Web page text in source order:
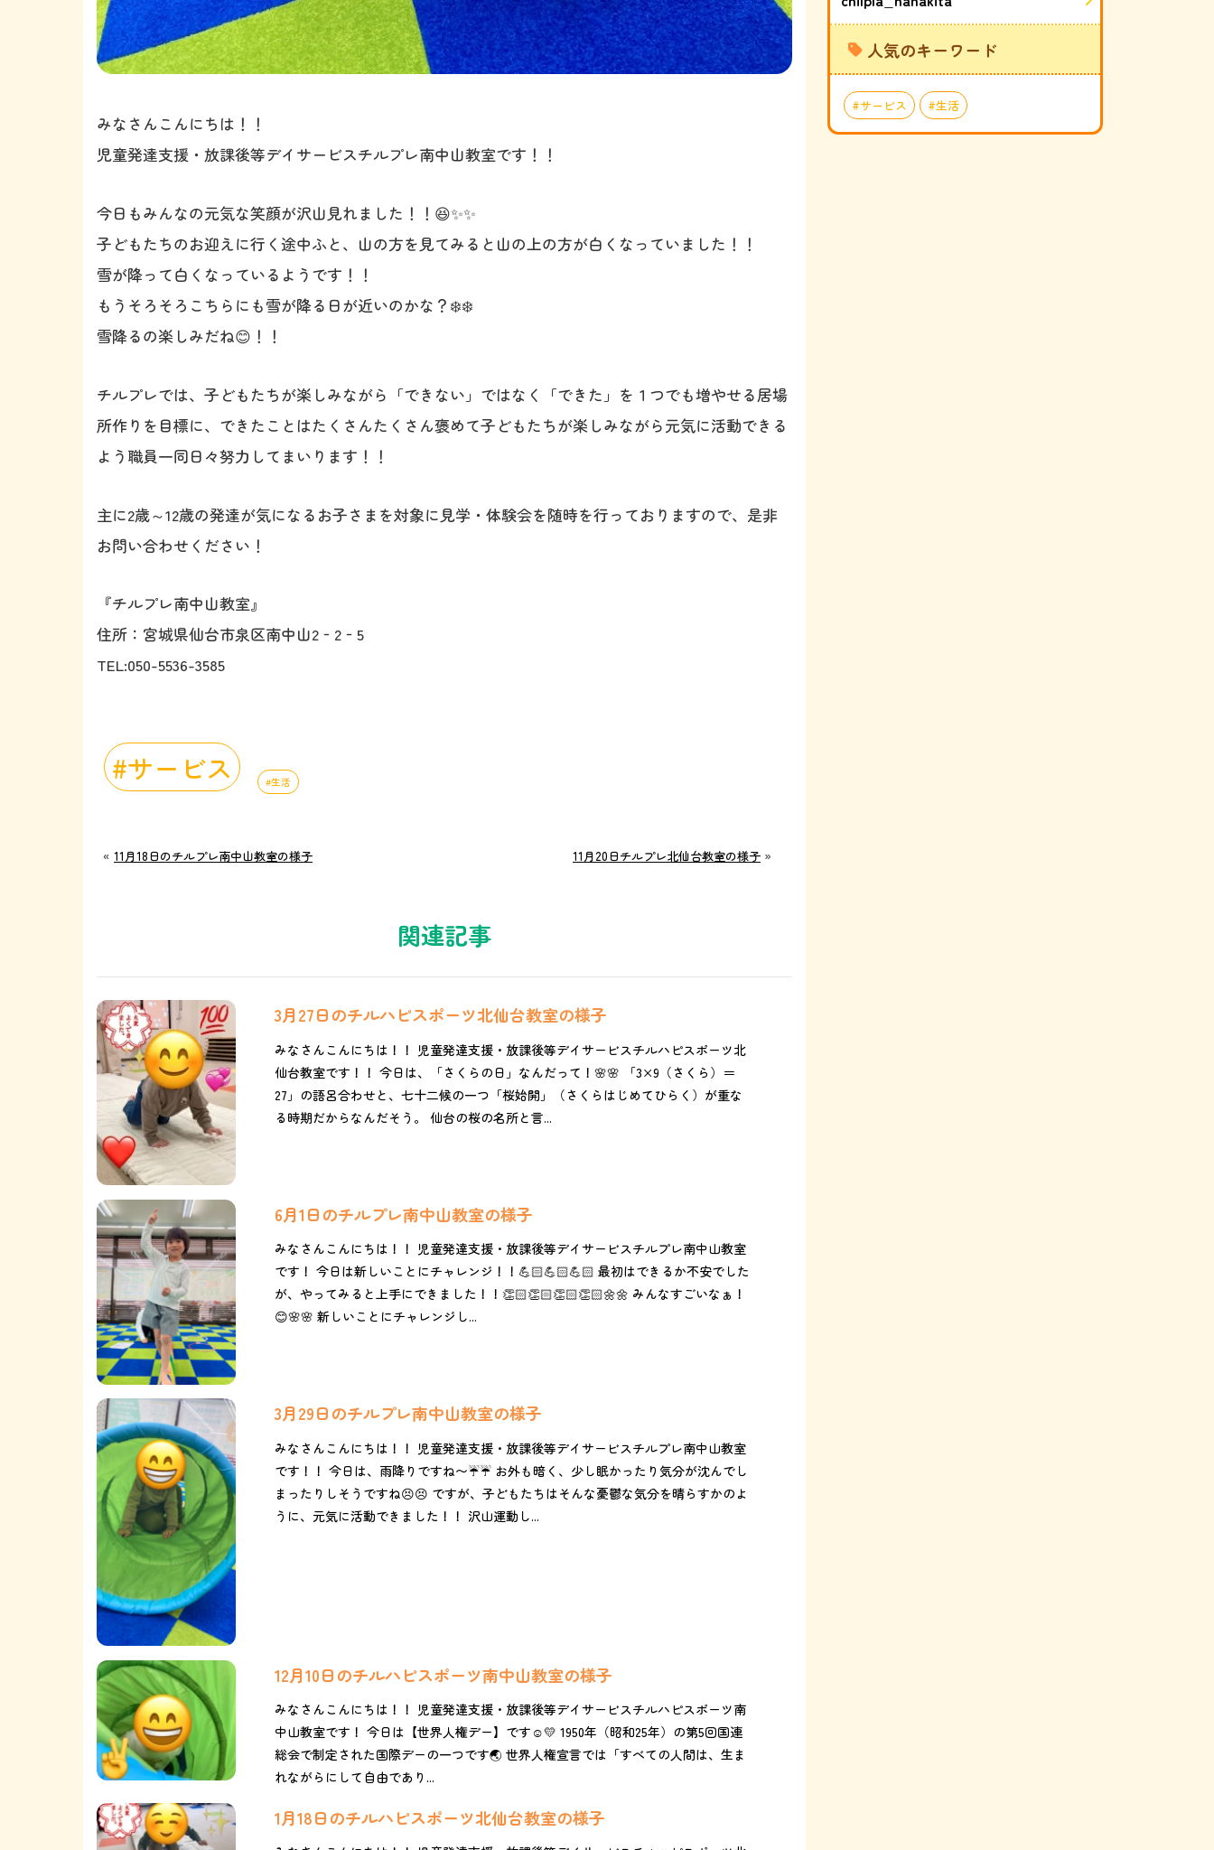
みなさんこんにちは！！
児童発達支援・放課後等デイサービスチルプレ南中山教室です！！
今日もみんなの元気な笑顔が沢山見れました！！😆✨✨
子どもたちのお迎えに行く途中ふと、山の方を見てみると山の上の方が白くなっていました！！
雪が降って白くなっているようです！！
もうそろそろこちらにも雪が降る日が近いのかな？❄️❄️
雪降るの楽しみだね😊！！
チルプレでは、子どもたちが楽しみながら「できない」ではなく「できた」を１つでも増やせる居場
所作りを目標に、できたことはたくさんたくさん褒めて子どもたちが楽しみながら元気に活動できる
よう職員一同日々努力してまいります！！
主に2歳～12歳の発達が気になるお子さまを対象に見学・体験会を随時を行っておりますので、是非
お問い合わせください！
『チルプレ南中山教室』
住所：宮城県仙台市泉区南中山2‐2‐5
TEL:050-5536-3585
サービス 生活
« 11月18日のチルプレ南中山教室の様子 11月20日チルプレ北仙台教室の様子 »
関連記事
3月27日のチルハピスポーツ北仙台教室の様子
みなさんこんにちは！！ 児童発達支援・放課後等デイサービスチルハピスポーツ北
仙台教室です！！ 今日は、「さくらの日」なんだって！🌸🌸 「3×9（さくら）＝
27」の語呂合わせと、七十二候の一つ「桜始開」（さくらはじめてひらく）が重な
る時期だからなんだそう。 仙台の桜の名所と言...
6月1日のチルプレ南中山教室の様子
みなさんこんにちは！！ 児童発達支援・放課後等デイサービスチルプレ南中山教室
です！ 今日は新しいことにチャレンジ！！💪🏻💪🏻💪🏻 最初はできるか不安でした
が、やってみると上手にできました！！👏🏻👏🏻👏🏻👏🏻🌼🌼 みんなすごいなぁ！
😊🌸🌸 新しいことにチャレンジし...
3月29日のチルプレ南中山教室の様子
みなさんこんにちは！！ 児童発達支援・放課後等デイサービスチルプレ南中山教室
です！！ 今日は、雨降りですね〜☔️☔️ お外も暗く、少し眠かったり気分が沈んでし
まったりしそうですね😣😣 ですが、子どもたちはそんな憂鬱な気分を晴らすかのよ
うに、元気に活動できました！！ 沢山運動し...
12月10日のチルハピスポーツ南中山教室の様子
みなさんこんにちは！！ 児童発達支援・放課後等デイサービスチルハピスポーツ南
中山教室です！ 今日は【世界人権デー】です☺️💛 1950年（昭和25年）の第5回国連
総会で制定された国際デーの一つです🌏 世界人権宣言では「すべての人間は、生ま
れながらにして自由であり...
1月18日のチルハピスポーツ北仙台教室の様子
人気のキーワード
サービス 生活